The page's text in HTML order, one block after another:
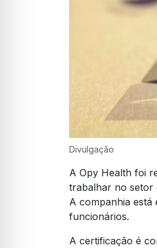
Divulgação
A Opy Health foi
trabalhar no setor
A companhia está
funcionários.
A certificação é